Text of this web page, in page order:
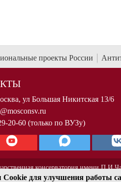
проекты России
ул Большая Никитская 13/6
20-60 (только по ВУЗу)
консерватория имени
для улучшения работы